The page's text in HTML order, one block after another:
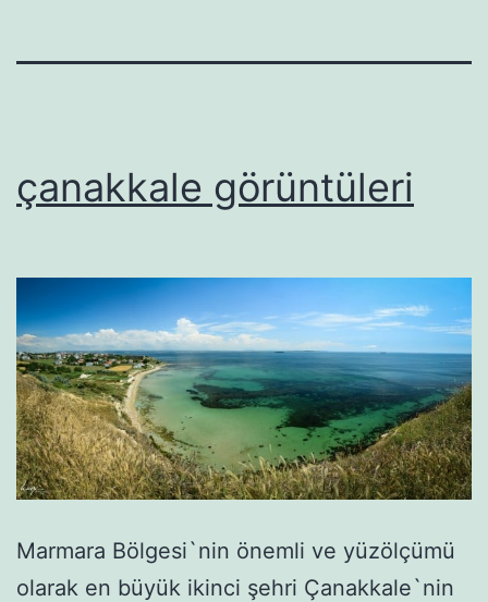
çanakkale görüntüleri
Marmara Bölgesi`nin önemli ve yüzölçümü
olarak en büyük ikinci şehri Çanakkale`nin